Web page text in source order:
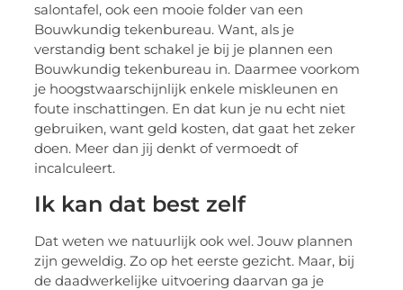
salontafel, ook een mooie folder van een
Bouwkundig tekenbureau. Want, als je
verstandig bent schakel je bij je plannen een
Bouwkundig tekenbureau in. Daarmee voorkom
je hoogstwaarschijnlijk enkele miskleunen en
foute inschattingen. En dat kun je nu echt niet
gebruiken, want geld kosten, dat gaat het zeker
doen. Meer dan jij denkt of vermoedt of
incalculeert.
Ik kan dat best zelf
Dat weten we natuurlijk ook wel. Jouw plannen
zijn geweldig. Zo op het eerste gezicht. Maar, bij
de daadwerkelijke uitvoering daarvan ga je